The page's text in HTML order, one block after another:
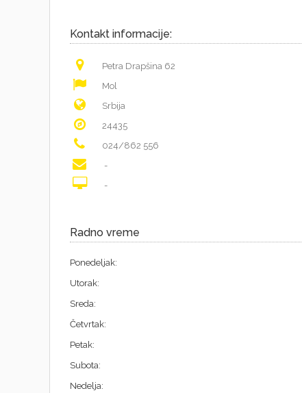
Kontakt informacije:
Petra Drapšina 62
Mol
Srbija
24435
024/862 556
-
-
Radno vreme
Ponedeljak:
Utorak:
Sreda:
Četvrtak:
Petak:
Subota:
Nedelja: